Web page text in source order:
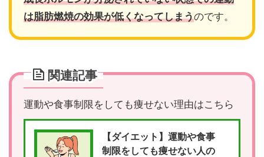
は脂肪燃焼の効果が低くなってしまうのです。
関連記事
運動や食事制限をしても痩せない理由はこちら
【ダイエット】運動や食事
制限をしても痩せない人の